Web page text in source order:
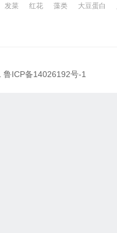
发菜 红花 藻类 大豆蛋白
鲁ICP备14026192号-1